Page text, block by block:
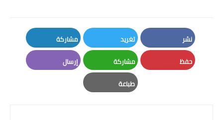
نشر
Facebook
تغريد
Twitter
مشاركة
LinkedIn
حفظ مشاركة
Whatsapp
إرسال
طباعة